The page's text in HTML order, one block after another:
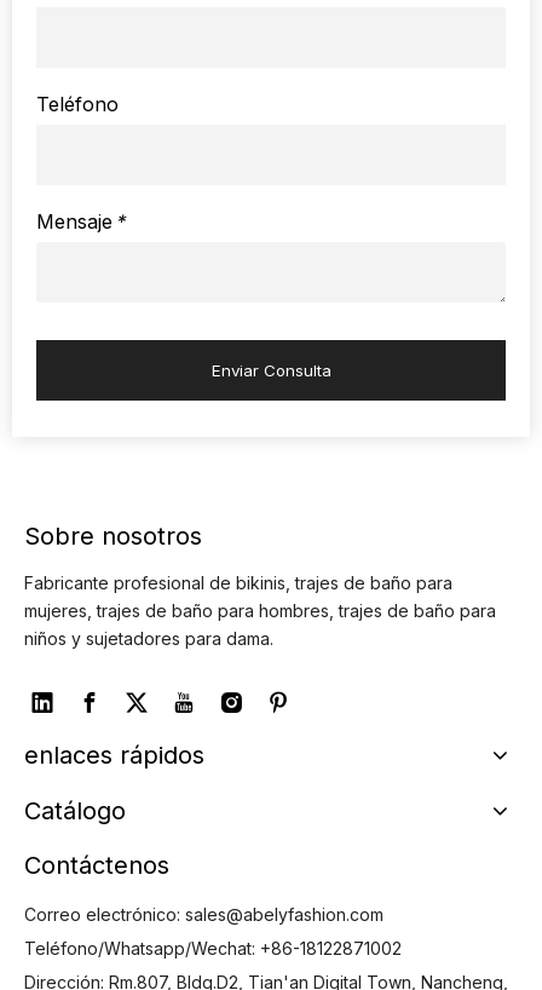
Teléfono
*
Mensaje
Enviar Consulta
Sobre nosotros
Fabricante profesional de bikinis, trajes de baño para
mujeres, trajes de baño para hombres, trajes de baño para
niños y sujetadores para dama.
enlaces rápidos
Catálogo
Contáctenos
Correo electrónico: sales@abelyfashion.com
Teléfono/Whatsapp/Wechat: +86-18122871002
Dirección: Rm.807, Bldg.D2, Tian'an Digital Town, Nancheng,